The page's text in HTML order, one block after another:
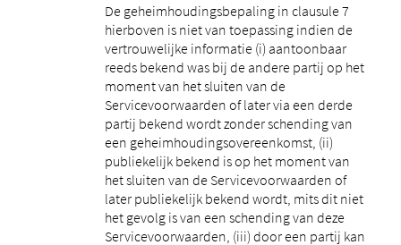
De geheimhoudingsbepaling in clausule 7
hierboven is niet van toepassing indien de
vertrouwelijke informatie (i) aantoonbaar
reeds bekend was bij de andere partij op het
moment van het sluiten van de
Servicevoorwaarden of later via een derde
partij bekend wordt zonder schending van
een geheimhoudingsovereenkomst, (ii)
publiekelijk bekend is op het moment van
het sluiten van de Servicevoorwaarden of
later publiekelijk bekend wordt, mits dit niet
het gevolg is van een schending van deze
Servicevoorwaarden, (iii) door een partij kan